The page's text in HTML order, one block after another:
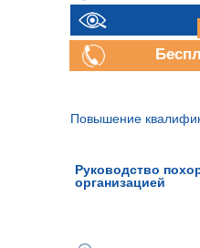
Руководство
организацией
Повышение